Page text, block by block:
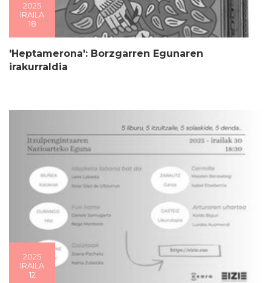
2025
IRAILA
18
'Heptamerona': Borzgarren Egunaren
irakurraldia
2025
IRAILA
12